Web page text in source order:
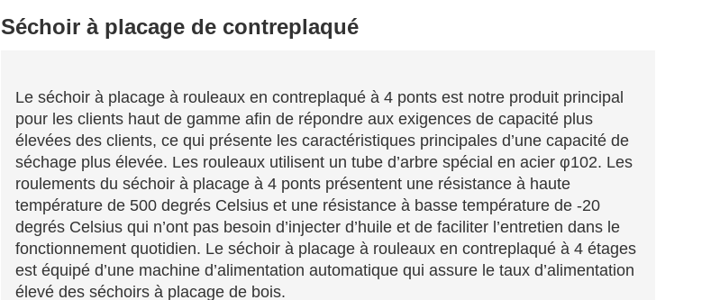
Séchoir à placage de contreplaqué
Le séchoir à placage à rouleaux en contreplaqué à 4 ponts est notre produit principal
pour les clients haut de gamme afin de répondre aux exigences de capacité plus
élevées des clients, ce qui présente les caractéristiques principales d’une capacité de
séchage plus élevée. Les rouleaux utilisent un tube d’arbre spécial en acier φ102. Les
roulements du séchoir à placage à 4 ponts présentent une résistance à haute
température de 500 degrés Celsius et une résistance à basse température de -20
degrés Celsius qui n’ont pas besoin d’injecter d’huile et de faciliter l’entretien dans le
fonctionnement quotidien. Le séchoir à placage à rouleaux en contreplaqué à 4 étages
est équipé d’une machine d’alimentation automatique qui assure le taux d’alimentation
élevé des séchoirs à placage de bois.